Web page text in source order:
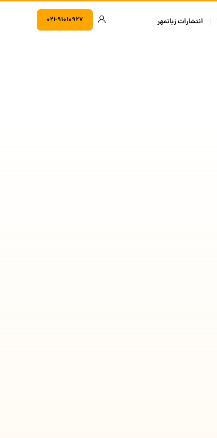
انتشارات زبانمهر ۰۲۱-۹۱۰۱۰۹۲۷